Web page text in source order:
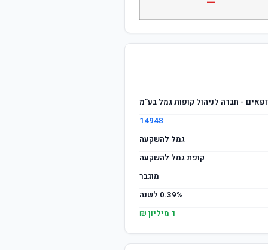
- חברה לניהול קופות גמל בע"מ
14948
גמל להשקעה
קופת גמל להשקעה
מוגבר
0.39% לשנה
1 מיליון ₪